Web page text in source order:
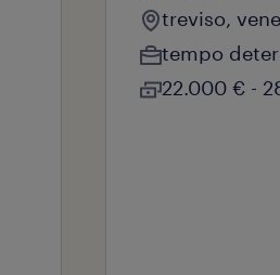
treviso,
tempo
22.000 € -